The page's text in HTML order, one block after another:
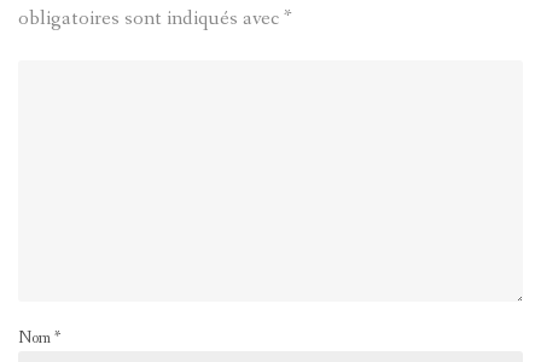
obligatoires sont indiqués avec*
Nom*